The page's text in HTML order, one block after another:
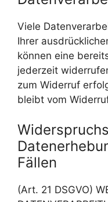
Viele
Ihrer
können eine
jederzeit
zum Widerruf
bleibt vom
Fällen
(Art. 21 DSGVO)